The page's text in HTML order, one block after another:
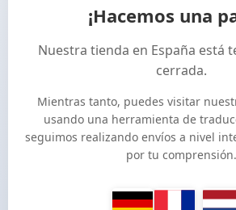
¡Hacemos una
Nuestra tienda en España está
cerrada.
Mientras tanto, puedes visitar
usando una herramienta de
seguimos realizando envíos a nivel
por tu comprensión.